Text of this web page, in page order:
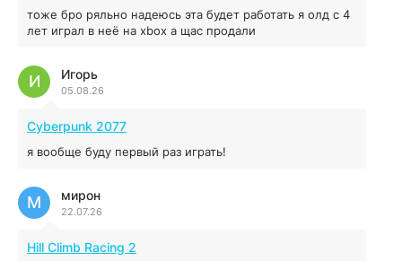
44.98 ГБ 2025
04.12.2025
Red Chaos - The Strict Order
04.12.2025
16.95 ГБ
04.12.2025
тоже бро ряльно надеюсь эта будет работать я олд с 4
лет играл в неё на xbox а щас продали
Игорь
05.08.26
И
Cyberpunk 2077
я вообще буду первый раз играть!
мирон
22.07.26
М
Hill Climb Racing 2